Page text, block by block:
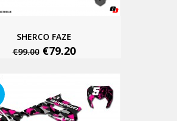
SHERCO FAZE
€99.00 €79.20